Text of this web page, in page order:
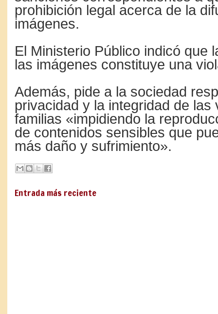
prohibición legal acerca de la
imágenes.
El Ministerio Público indicó que
las imágenes constituye una
Además, pide a la sociedad
privacidad y la integridad de las
familias «impidiendo la
de contenidos sensibles que
más daño y sufrimiento».
Entrada más reciente